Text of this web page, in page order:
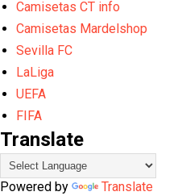
Camisetas CT info
Camisetas Mardelshop
Sevilla FC
LaLiga
UEFA
FIFA
Translate
Powered by
Translate